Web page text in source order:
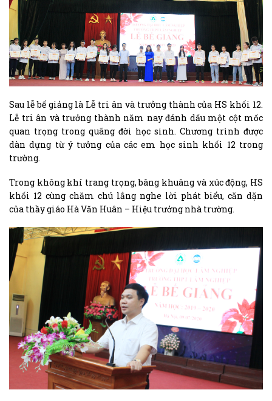
Sau lễ bế giảng là Lễ tri ân và trưởng thành của HS khối 12.
Lễ tri ân và trưởng thành năm nay đánh dấu một cột mốc
quan trọng trong quãng đời học sinh. Chương trình được
dàn dựng từ ý tưởng của các em học sinh khối 12 trong
trường.
Trong không khí trang trọng, bâng khuâng và xúc động, HS
khối 12 cùng chăm chú lắng nghe lời phát biểu, căn dặn
của thầy giáo Hà Văn Huân – Hiệu trưởng nhà trường.